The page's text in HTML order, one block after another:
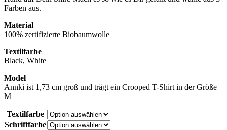
Farben aus.
Material
100% zertifizierte Biobaumwolle
Textilfarbe
Black, White
Model
Annki ist 1,73 cm groß und trägt ein Crooped T-Shirt in der Größe
M
Textilfarbe
Schriftfarbe